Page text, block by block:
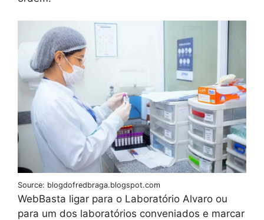
Source: blogdofredbraga.blogspot.com
WebBasta ligar para o Laboratório Alvaro ou
para um dos laboratórios conveniados e marcar